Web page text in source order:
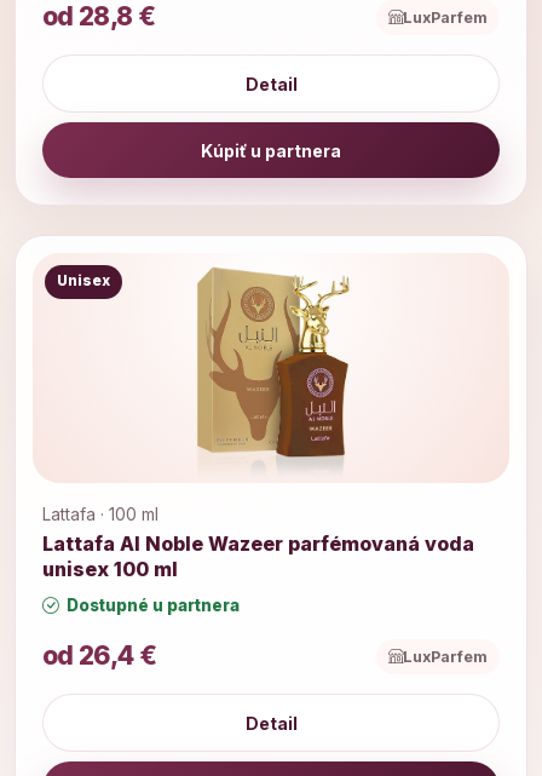
od 28,8 € LuxParfem
Detail
Kúpiť u partnera
Unisex
Lattafa · 100 ml
Lattafa Al Noble Wazeer parfémovaná voda
unisex 100 ml
Dostupné u partnera
od 26,4 € LuxParfem
Detail